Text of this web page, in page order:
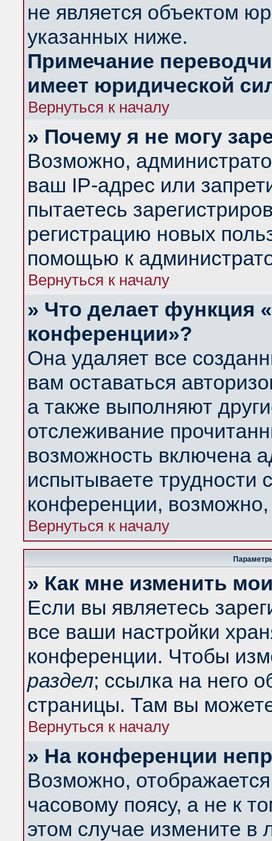
не является объектом
указанных ниже.
Примечание
имеет юридической
Вернуться к началу
» Почему я не могу
Возможно,
ваш IP-адрес или
пытаетесь
регистрацию новых
помощью к
Вернуться к началу
» Что делает функция
конференции»?
Она удаляет все
вам оставаться
а также выполняют
отслеживание
возможность включена
испытываете трудности
конференции,
Вернуться к началу
» Как мне изменить
Если вы являетесь
все ваши настройки
конференции. Чтобы
раздел; ссылка на него
страницы. Там вы
Вернуться к началу
» На конференции
Возможно,
часовому поясу, а не к
этом случае измените в